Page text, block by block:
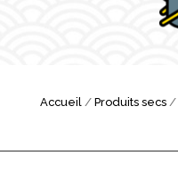
Accueil/ Produits secs/